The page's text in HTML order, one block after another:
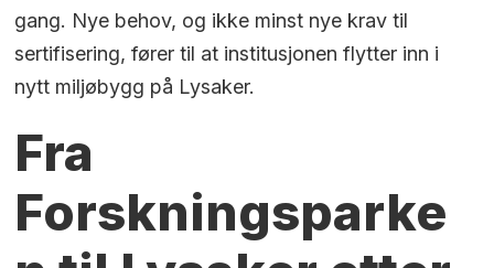
gang. Nye behov, og ikke minst nye krav til
sertifisering, fører til at institusjonen flytter inn i
nytt miljøbygg på Lysaker.
Fra
Forskningsparke